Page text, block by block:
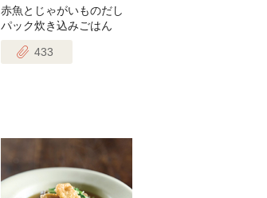
赤魚とじゃがいものだし
パック炊き込みごはん
433